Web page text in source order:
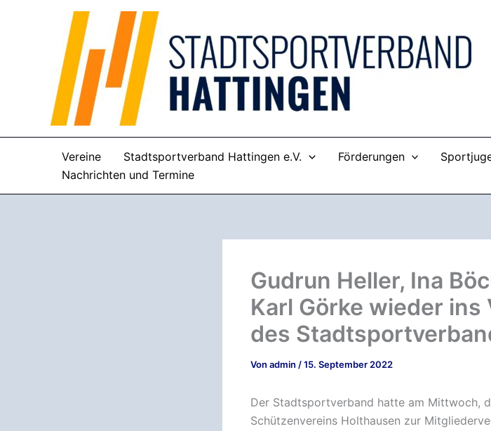
Vereine Stadtsportverband Hattingen e.V. Förderungen
Nachrichten und Termine
Gudrun Heller, Ina
Karl Görke wieder
des
Von admin /15. September 2022
Der Stadtsportverband hatte am Mittwoch,
Schützenvereins Holthausen zur